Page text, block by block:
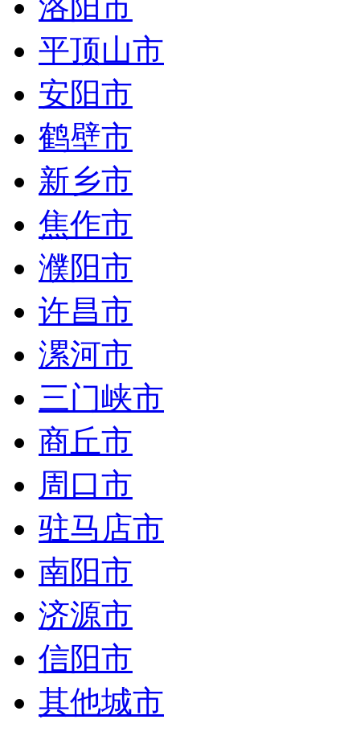
平顶山市
安阳市
鹤壁市
新乡市
焦作市
濮阳市
许昌市
漯河市
三门峡市
商丘市
周口市
驻马店市
南阳市
济源市
信阳市
其他城市